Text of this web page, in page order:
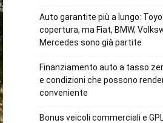
Auto garantite più a lungo:
copertura, ma Fiat, BMW,
Mercedes sono già partite
Finanziamento auto a tasso
e condizioni che possono
conveniente
Bonus veicoli commerciali e